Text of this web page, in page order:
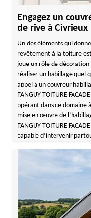
Engagez un
de rive à Civrieux
Un des éléments qui
revêtement à la toiture
joue un rôle de
réaliser un habillage quel
appel à un couvreur
TANGUY TOITURE
opérant dans ce domaine
mise en œuvre de
TANGUY TOITURE
capable d’intervenir